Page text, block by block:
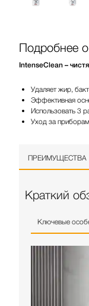
Подробнее
IntenseClean –
Удаляет жир,
Эффективная
Использовать 3
Уход за
ПРЕИМУЩЕСТВА
Краткий
Ключевые